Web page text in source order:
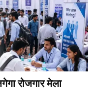
रोजगार मेला